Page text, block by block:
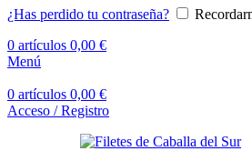
¿Has perdido tu contraseña?
0 artículos 0,00 €
Menú
0 artículos 0,00 €
Acceso / Registro